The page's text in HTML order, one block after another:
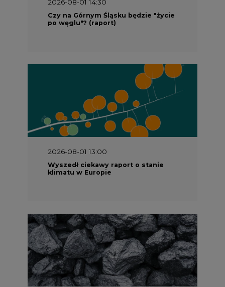
2026-08-01 14:30
Czy na Górnym Śląsku będzie "życie
po węglu"? (raport)
2026-08-01 13:00
Wyszedł ciekawy raport o stanie
klimatu w Europie